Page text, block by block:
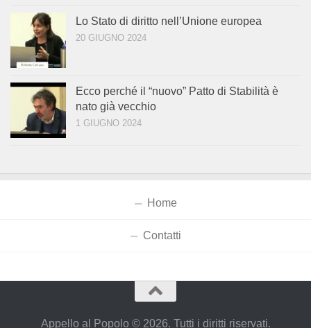
Lo Stato di diritto nell’Unione europea
20 GIUGNO 2024
Ecco perché il “nuovo” Patto di Stabilità è
nato già vecchio
1 GIUGNO 2024
Home
Contatti
Appello al Popolo © 2026. Tutti i diritti riservati.